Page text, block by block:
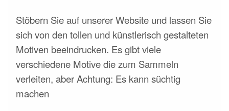
Stöbern Sie auf unserer Website und lassen Sie
sich von den tollen und künstlerisch gestalteten
Motiven beeindrucken. Es gibt viele
verschiedene Motive die zum Sammeln
verleiten, aber Achtung: Es kann süchtig
machen